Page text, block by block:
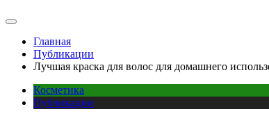
Главная
Публикации
Лучшая краска для волос для домашнего
Косметика
Публикации